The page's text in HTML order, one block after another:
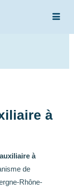
à
à
de
Rhône-